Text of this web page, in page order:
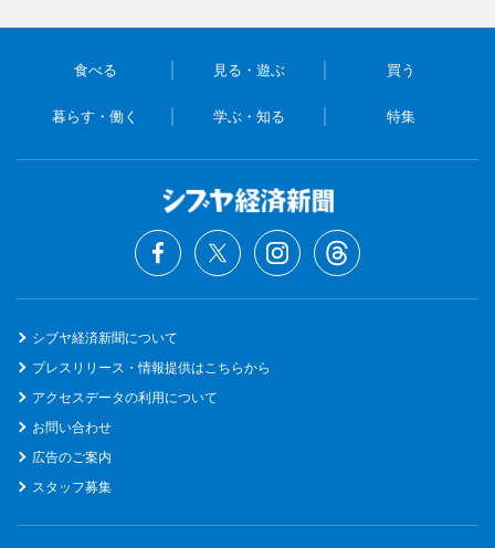
食べる 見る・遊ぶ 買う
暮らす・働く 学ぶ・知る 特集
シブヤ経済新聞について
プレスリリース・情報提供はこちらから
アクセスデータの利用について
お問い合わせ
広告のご案内
スタッフ募集